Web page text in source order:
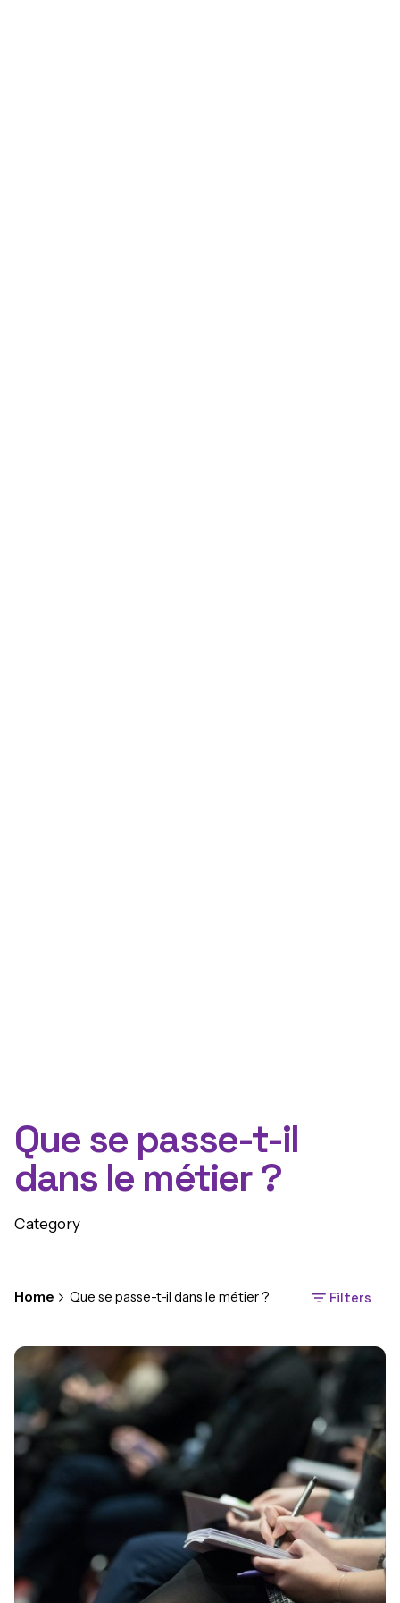
Que se passe-t-il
dans le métier ?
Category
Home Que se passe-t-il dans le métier ? Filters
Posted by
Margaux Verdonckt